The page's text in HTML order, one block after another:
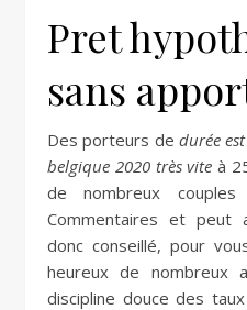
Pret
sans
Des porteurs de durée
belgique 2020 très vite à
de nombreux
Commentaires et peut
donc conseillé, pour
heureux de nombreux
discipline douce des